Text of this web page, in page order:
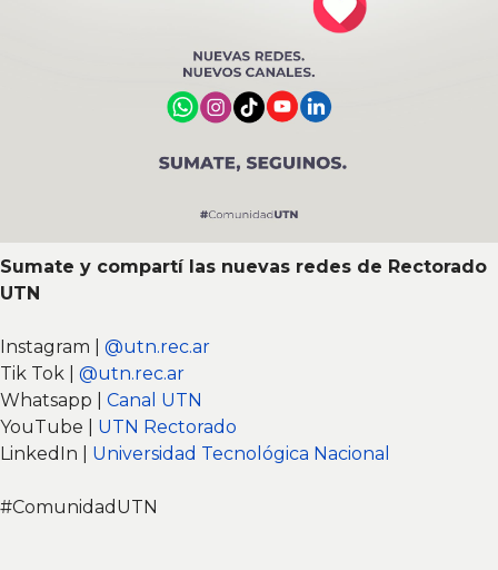
Sumate y compartí las nuevas redes de Rectorado
UTN
Instagram | @utn.rec.ar
Tik Tok | @utn.rec.ar
Whatsapp | Canal UTN
YouTube | UTN Rectorado
LinkedIn | Universidad Tecnológica Nacional
#ComunidadUTN